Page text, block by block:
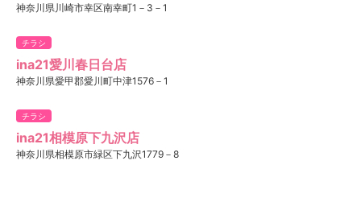
神奈川県川崎市幸区南幸町1－3－1
チラシ
ina21愛川春日台店
神奈川県愛甲郡愛川町中津1576－1
チラシ
ina21相模原下九沢店
神奈川県相模原市緑区下九沢1779－8